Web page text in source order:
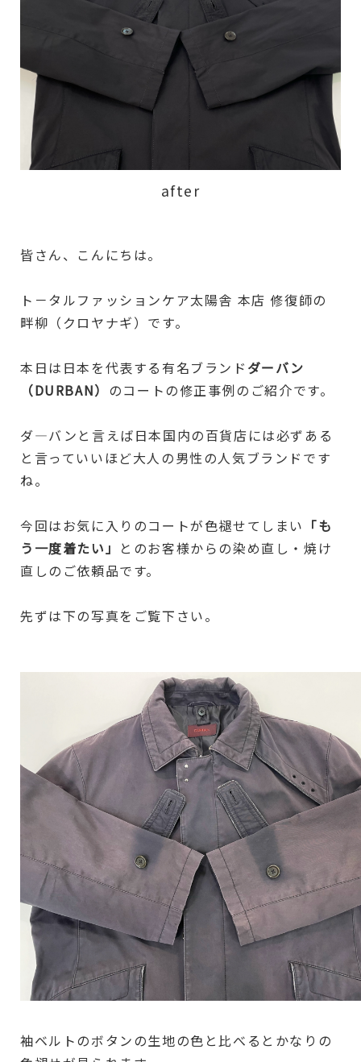
after
皆さん、こんにちは。
ト－タルファッションケア太陽舎 本店 修復師の
畔柳（クロヤナギ）です。
本日は日本を代表する有名ブランド ダーバン
（DURBAN） のコートの修正事例のご紹介です。
ダ―バンと言えば日本国内の百貨店には必ずある
と言っていいほど大人の男性の人気ブランドです
ね。
今回はお気に入りのコートが色褪せてしまい 「も
う一度着たい」 とのお客様からの染め直し・焼け
直しのご依頼品です。
先ずは下の写真をご覧下さい。
袖ベルトのボタンの生地の色と比べるとかなりの